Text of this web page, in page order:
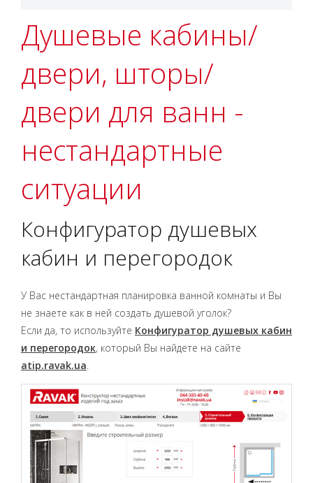
Душевые кабины/
двери, шторы/
двери для ванн -
нестандартные
ситуации
Конфигуратор душевых
кабин и перегородок
У Вас нестандартная планировка ванной комнаты и Вы
не знаете как в ней создать душевой уголок?
Если да, то используйте Конфигуратор душевых кабин
и перегородок, который Вы найдете на сайте
atip.ravak.ua.